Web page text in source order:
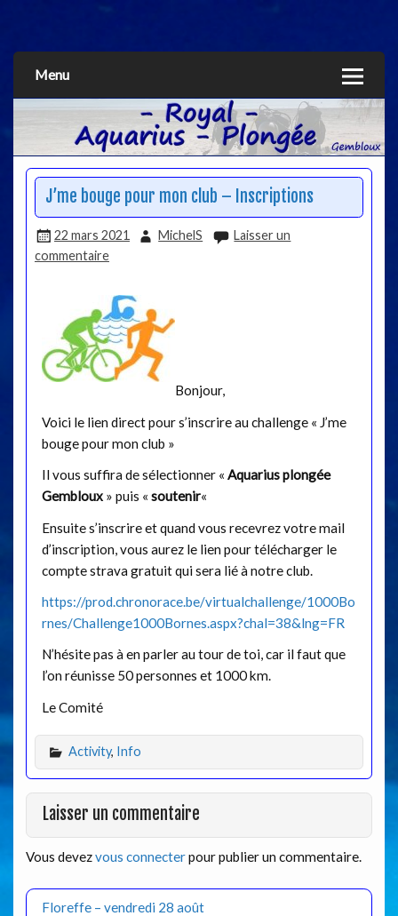
Menu
J’me bouge pour mon club – Inscriptions
22 mars 2021 MichelS
Laisser un
commentaire
Bonjour,
Voici le lien direct pour s’inscrire au challenge « J’me
bouge pour mon club »
Il vous suffira de sélectionner « Aquarius plongée
Gembloux» puis « soutenir«
Ensuite s’inscrire et quand vous recevrez votre mail
d’inscription, vous aurez le lien pour télécharger le
compte strava gratuit qui sera lié à notre club.
https://prod.chronorace.be/virtualchallenge/1000Bo
rnes/Challenge1000Bornes.aspx?chal=38&lng=FR
N’hésite pas à en parler au tour de toi, car il faut que
l’on réunisse 50 personnes et 1000 km.
Le Comité
Activity, Info
Laisser un commentaire
Vous devezvous connecterpour publier un commentaire.
Floreffe – vendredi 28 août